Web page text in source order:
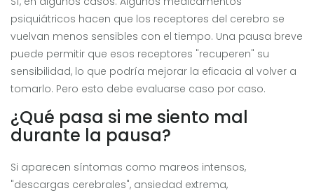
psiquiátricos hacen que los receptores del cerebro se
vuelvan menos sensibles con el tiempo. Una pausa breve
puede permitir que esos receptores "recuperen" su
sensibilidad, lo que podría mejorar la eficacia al volver a
tomarlo. Pero esto debe evaluarse caso por caso.
¿Qué pasa si me siento mal
durante la pausa?
Si aparecen síntomas como mareos intensos,
"descargas cerebrales", ansiedad extrema,